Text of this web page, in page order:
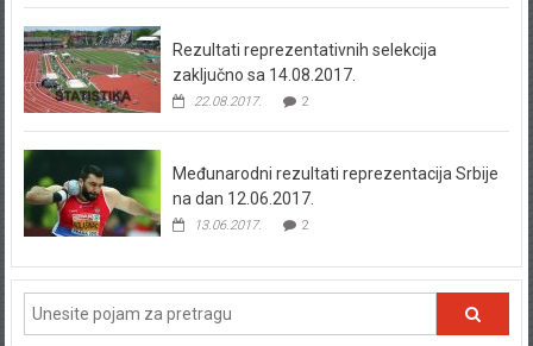
Rezultati reprezentativnih selekcija
zaključno sa 14.08.2017.
22.08.2017. 2
Međunarodni rezultati reprezentacija Srbije
na dan 12.06.2017.
13.06.2017. 2